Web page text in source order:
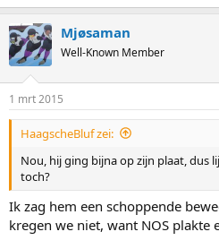
Mjøsaman
Well-Known Member
1 mrt 2015
HaagscheBluf zei:
Nou, hij ging bijna op zijn plaat, dus
toch?
Ik zag hem een schoppende
kregen we niet, want NOS plakte